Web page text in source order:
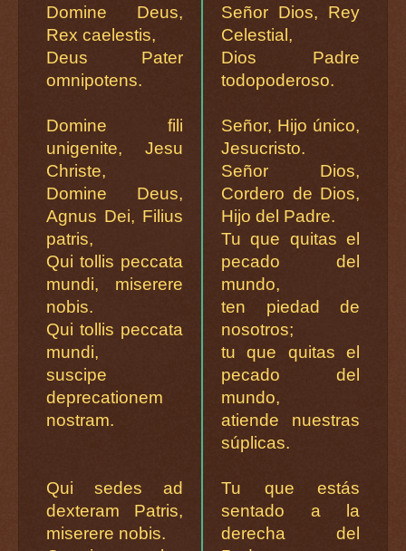
Domine Deus,
Rex caelestis,
Deus Pater
omnipotens.
Domine fili
unigenite, Jesu
Christe,
Domine Deus,
Agnus Dei, Filius
patris,
Qui tollis peccata
mundi, miserere
nobis.
Qui tollis peccata
mundi,
suscipe
deprecationem
nostram.
Qui sedes ad
dexteram Patris,
miserere nobis.
Señor Dios, Rey
Celestial,
Dios Padre
todopoderoso.
Señor, Hijo único,
Jesucristo.
Señor Dios,
Cordero de Dios,
Hijo del Padre.
Tu que quitas el
pecado del
mundo,
ten piedad de
nosotros;
tu que quitas el
pecado del
mundo,
atiende nuestras
súplicas.
Tu que estás
sentado a la
derecha del